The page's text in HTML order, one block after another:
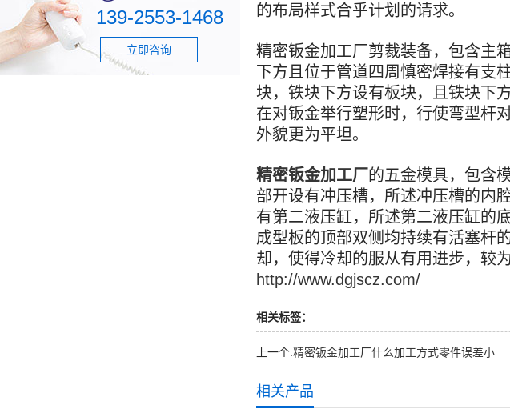
139-2553-1468
立即咨询
的布局样式合乎计划的请求。
精密钣金加工厂剪裁装备，包含主
下方且位于管道四周慎密焊接有支
块，铁块下方设有板块，且铁块下
在对钣金举行塑形时，行使弯型杆
外貌更为平坦。
精密钣金加工厂的五金模具，包含
部开设有冲压槽，所述冲压槽的内
有第二液压缸，所述第二液压缸的
成型板的顶部双侧均持续有活塞杆
却，使得冷却的服从有用进步，较
http://www.dgjscz.com/
相关标签：
上一个:精密钣金加工厂什么加工方式零件误差小
相关产品